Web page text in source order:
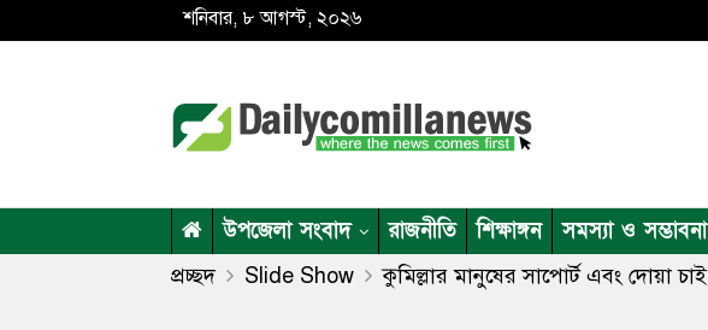
শনিবার, ৮ আগস্ট, ২০২৬
উপজেলা সংবাদ রাজনীতি শিক্ষাঙ্গন সমস্যা ও সম্ভাবনা
প্রচ্ছদ Slide Show কুমিল্লার মানুষের সাপোর্ট এবং দোয়া চাই